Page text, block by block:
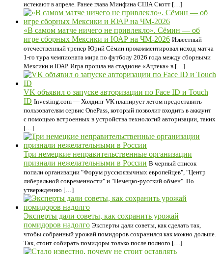
истекают в апреле. Ранее глава Минфина США Скотт […]
«В самом матче ничего не привлекло». Сёмин — об
игре сборных Мексики и ЮАР на ЧМ-2026 Известный
отечественный тренер Юрий Сёмин прокомментировал исход матча
1-го тура чемпионата мира по футболу 2026 года между сборными
Мексики и ЮАР. Игра прошла на стадионе «Ацтека» в […]
VK объявил о запуске авторизации по Face ID и Touch
ID Investing.com — Холдинг VK планирует летом предоставить
пользователям сервис OnePass, который позволит входить в аккаунт
с помощью встроенных в устройства технологий авторизации, таких
[…]
Три немецкие неправительственные организации
признали нежелательными в России В черный список
попали организации "Форум русскоязычных европейцев", "Центр
либеральной современности" и "Немецко-русский обмен". По
утверждению […]
Эксперты дали советы, как сохранить урожай
помидоров надолго Эксперты дали советы, как сделать так,
чтобы собранный урожай помидоров сохранился как можно дольше.
Так, стоит собирать помидоры только после полного […]